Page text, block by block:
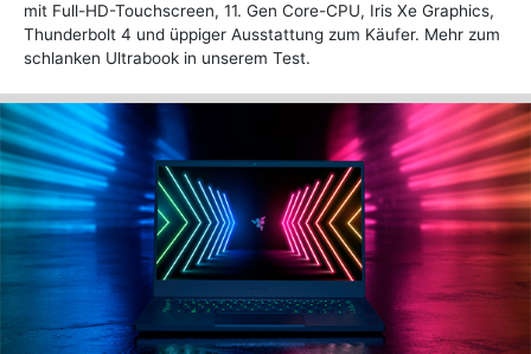
mit Full-HD-Touchscreen, 11. Gen Core-CPU, Iris Xe Graphics,
Thunderbolt 4 und üppiger Ausstattung zum Käufer. Mehr zum
schlanken Ultrabook in unserem Test.